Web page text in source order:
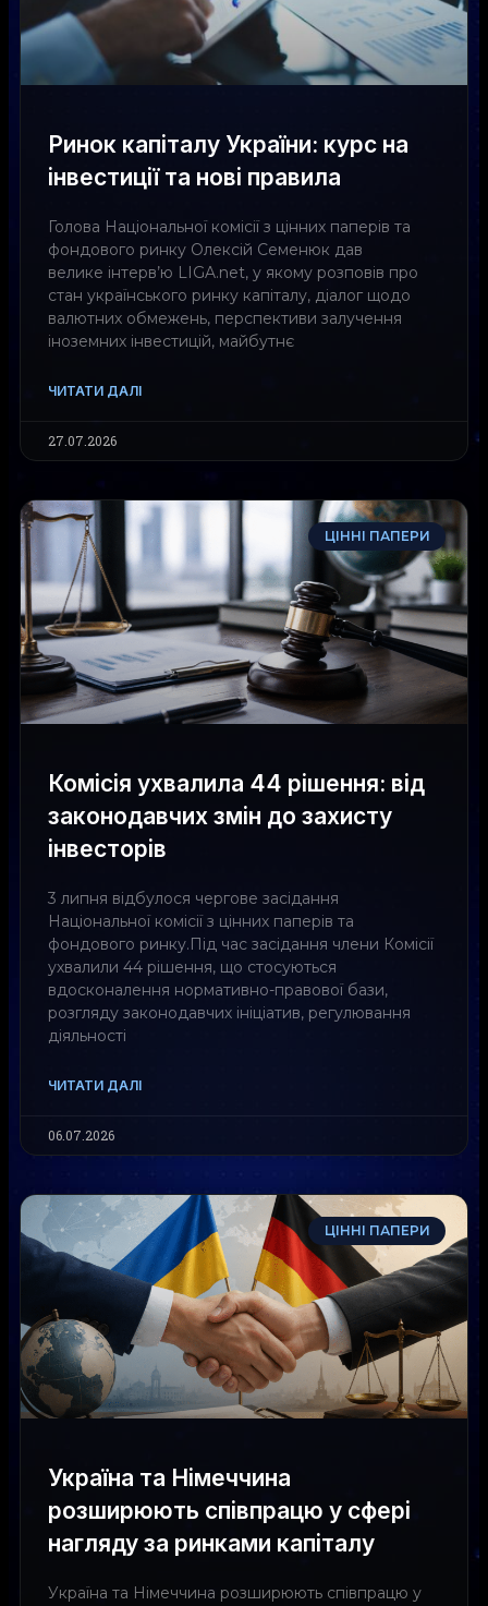
Ринок капіталу України: курс на
інвестиції та нові правила
Голова Національної комісії з цінних паперів та
фондового ринку Олексій Семенюк дав
велике інтерв’ю LIGA.net, у якому розповів про
стан українського ринку капіталу, діалог щодо
валютних обмежень, перспективи залучення
іноземних інвестицій, майбутнє
ЧИТАТИ ДАЛІ
27.07.2026
ЦІННІ ПАПЕРИ
Комісія ухвалила 44 рішення: від
законодавчих змін до захисту
інвесторів
3 липня відбулося чергове засідання
Національної комісії з цінних паперів та
фондового ринку.Під час засідання члени Комісії
ухвалили 44 рішення, що стосуються
вдосконалення нормативно-правової бази,
розгляду законодавчих ініціатив, регулювання
діяльності
ЧИТАТИ ДАЛІ
06.07.2026
ЦІННІ ПАПЕРИ
Україна та Німеччина
розширюють співпрацю у сфері
нагляду за ринками капіталу
Україна та Німеччина розширюють співпрацю у